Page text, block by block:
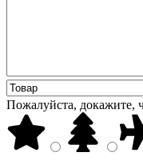
Пожалуйста, докажите,